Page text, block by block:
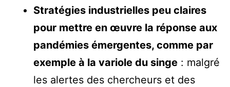
Stratégies industrielles peu claires
pour mettre en œuvre la réponse aux
pandémies émergentes, comme par
exemple à la variole du singe : malgré
les alertes des chercheurs et des